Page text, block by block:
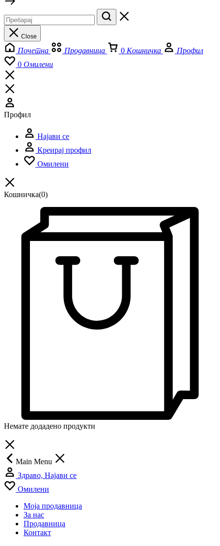
Close
Почетна Продавница 0 Кошничка
Профил
0 Омилени
Профил
Најави се
Креирај профил
Омилени
Кошничка(0)
Немате додадено продукти
Main Menu
Здраво, Најави се
Омилени
Моја продавница
За нас
Продавница
Контакт